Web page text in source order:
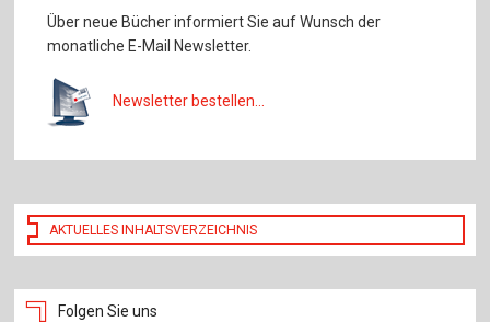
Über neue Bücher informiert Sie auf Wunsch der
monatliche E-Mail Newsletter.
Newsletter bestellen...
AKTUELLES INHALTSVERZEICHNIS
Folgen Sie uns